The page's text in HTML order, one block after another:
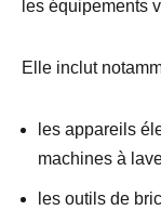
les équipements
Elle inclut
les appareils
machines à
les outils de